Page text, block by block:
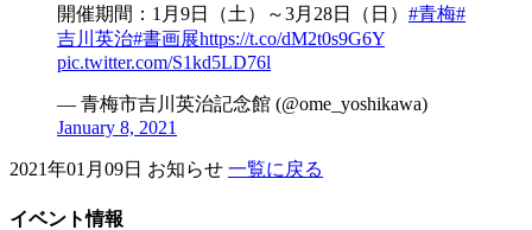
開催期間：1月9日（土）～3月28日（日） #青梅#
吉川英治#書画展https://t.co/dM2t0s9G6Y
pic.twitter.com/S1kd5LD76l
— 青梅市吉川英治記念館 (@ome_yoshikawa)
January 8, 2021
2021年01月09日 お知らせ 一覧に戻る
イベント情報